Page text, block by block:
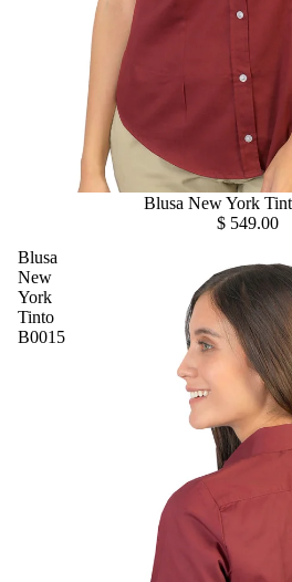
Blusa New York
$ 549.00
Blusa
New
York
Tinto
B0015